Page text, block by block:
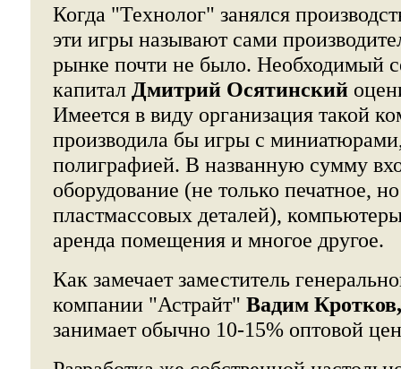
Когда "Технолог" занялся
эти игры называют сами
рынке почти не было. Необходимый
капитал Дмитрий Осятинский
Имеется в виду организация такой
производила бы игры с
полиграфией. В названную сумму
оборудование (не только печатное,
пластмассовых деталей),
аренда помещения и многое другое.
Как замечает заместитель
компании "Астрайт" Вадим Кротков,
занимает обычно 10-15% оптовой